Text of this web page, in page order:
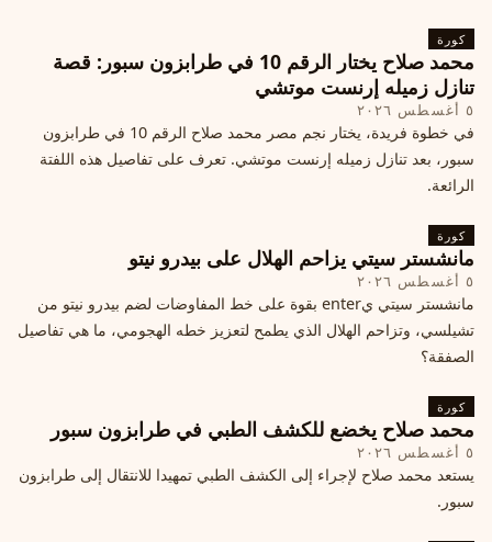
كورة
محمد صلاح يختار الرقم 10 في طرابزون سبور: قصة
تنازل زميله إرنست موتشي
٥ أغسطس ٢٠٢٦
في خطوة فريدة، يختار نجم مصر محمد صلاح الرقم 10 في طرابزون
سبور، بعد تنازل زميله إرنست موتشي. تعرف على تفاصيل هذه اللفتة
الرائعة.
كورة
مانشستر سيتي يزاحم الهلال على بيدرو نيتو
٥ أغسطس ٢٠٢٦
مانشستر سيتي يenter بقوة على خط المفاوضات لضم بيدرو نيتو من
تشيلسي، وتزاحم الهلال الذي يطمح لتعزيز خطه الهجومي، ما هي تفاصيل
الصفقة؟
كورة
محمد صلاح يخضع للكشف الطبي في طرابزون سبور
٥ أغسطس ٢٠٢٦
يستعد محمد صلاح لإجراء إلى الكشف الطبي تمهيدا للانتقال إلى طرابزون
سبور.